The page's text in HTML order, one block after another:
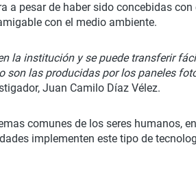
a pesar de haber sido concebidas
con el medio ambiente.
la institución y se puede transferir
las producidas por los paneles
Juan Camilo Díaz Vélez.
comunes de los seres humanos,
implementen este tipo de